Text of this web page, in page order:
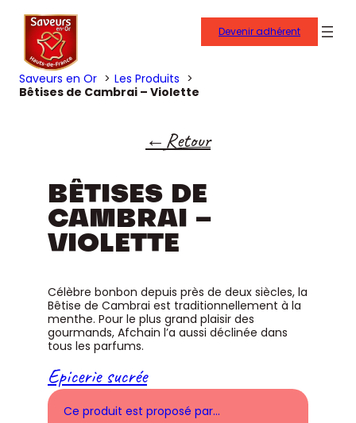
Devenir adhérent
Saveurs en Or
Les Produits
Bêtises de Cambrai – Violette
Retour
BÊTISES DE
CAMBRAI –
VIOLETTE
Célèbre bonbon depuis près de deux siècles, la
Bêtise de Cambrai est traditionnellement à la
menthe. Pour le plus grand plaisir des
gourmands, Afchain l’a aussi déclinée dans
tous les parfums.
Epicerie sucrée
Ce produit est proposé par…